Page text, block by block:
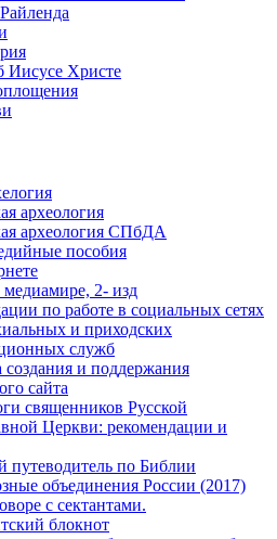
Иисусе Христе
археология
археология СПбДА
пособия
2- изд
по работе в социальных сетях
и приходских
служб
создания и поддержания
сайта
священников Русской
Церкви: рекомендации и
путеводитель по Библии
объединения России (2017)
с сектантами.
блокнот